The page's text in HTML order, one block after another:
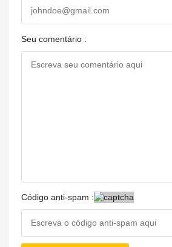
Seu comentário :
Código anti-spam :